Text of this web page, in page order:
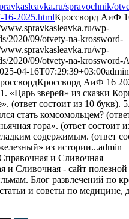
spravochnik/
16-2025.htmlКроссворд АиФ
wp-
2020/09/otvety-na-krossword-
wp-
2020/09/otvety-na-krossword-
04-16T07:29:39+03:00admin
Кроссворд АиФ 16
«Царь зверей» из сказки
(ответ состоит из 10 букв).
стать комсомольцем?
гора». (ответ состоит
содержимым. (ответ
из истории...admin
и Сливочная